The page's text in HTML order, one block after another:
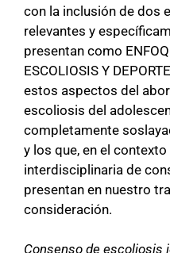
con la inclusión de dos
relevantes y
presentan como
ESCOLIOSIS Y
estos aspectos del
escoliosis del
completamente
y los que, en el
interdisciplinaria de
presentan en nuestro
consideración.
Consenso de escoliosis